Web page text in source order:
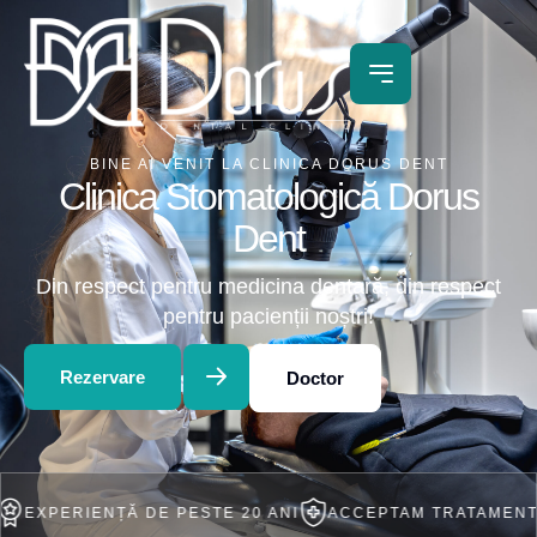
BINE AI VENIT LA CLINICA DORUS DENT
Clinica Stomatologică Dorus
Dent
Din respect pentru medicina dentară, din respect
pentru pacienții noștri!
Rezervare Doctor
DE PESTE 20 ANI ACCEPTAM TRATAMENT IN RATE